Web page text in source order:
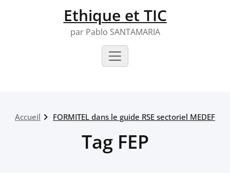
Ethique et TIC
par Pablo SANTAMARIA
Accueil FORMITEL dans le guide RSE sectoriel MEDEF
Tag FEP